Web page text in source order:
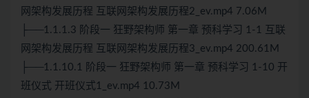
网架构发展历程 互联网架构发展历程2_ev.mp4 7.06M
├──1.1.1.3 阶段一 狂野架构师 第一章 预科学习 1-1 互联
网架构发展历程 互联网架构发展历程3_ev.mp4 200.61M
├──1.1.10.1 阶段一 狂野架构师 第一章 预科学习 1-10 开
班仪式 开班仪式1_ev.mp4 10.73M